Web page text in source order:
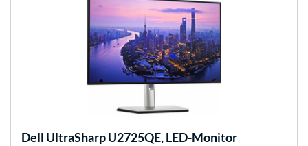
Dell UltraSharp U2725QE, LED-Monitor